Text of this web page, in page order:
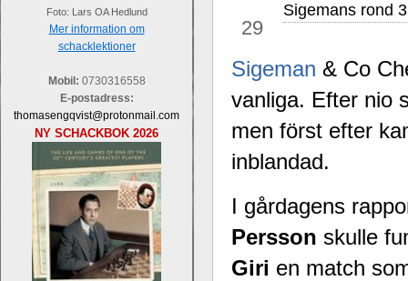
Foto: Lars OA Hedlund
Mer information om
schacklektioner
Mobil: 0730316558
E-postadress:
thomasengqvist@protonmail.com
NY SCHACKBOK 2026
29
Sigemans rond
Sigeman & Co
vanliga. Efter nio
men först efter
inblandad.
I gårdagens
Persson skulle
Giri en match